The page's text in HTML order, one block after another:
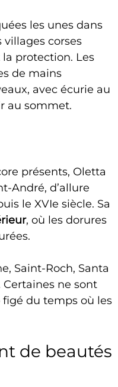
les unes dans
corses
protection. Les
de mains
avec écurie au
au sommet.
présents, Oletta
André, d’allure
le XVIe siècle. Sa
, où les dorures
Saint-Roch, Santa
ne sont
du temps où les
de beautés